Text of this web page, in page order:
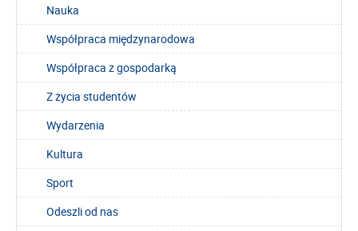
Nauka
Współpraca międzynarodowa
Współpraca z gospodarką
Z życia studentów
Wydarzenia
Kultura
Sport
Odeszli od nas